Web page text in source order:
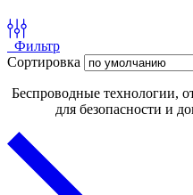
Фильтр
Сортировка
Беспроводные технологии,
для безопасности и